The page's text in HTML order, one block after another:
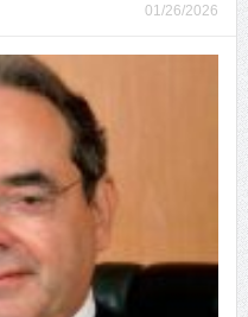
01/26/2026